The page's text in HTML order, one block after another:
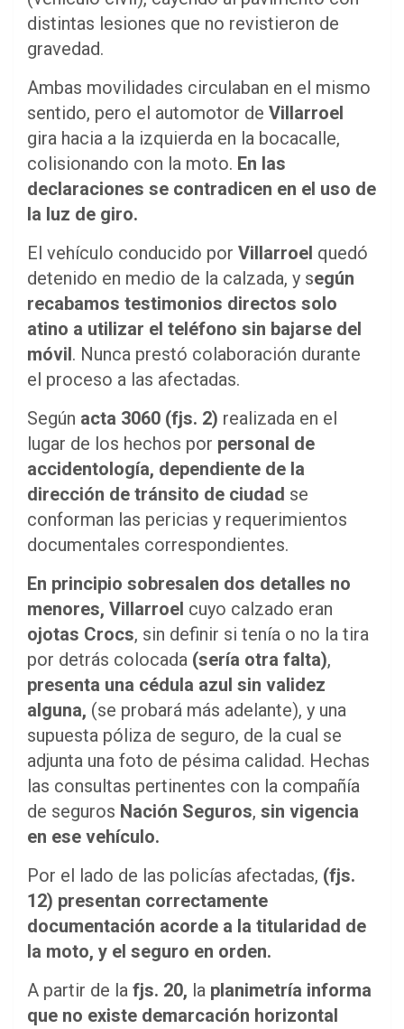
distintas lesiones que no revistieron de
gravedad.
Ambas movilidades circulaban en el mismo
sentido, pero el automotor de Villarroel
gira hacia a la izquierda en la bocacalle,
colisionando con la moto. En las
declaraciones se contradicen en el uso de
la luz de giro.
El vehículo conducido por Villarroel quedó
detenido en medio de la calzada, y según
recabamos testimonios directos solo
atino a utilizar el teléfono sin bajarse del
móvil. Nunca prestó colaboración durante
el proceso a las afectadas.
Según acta 3060 (fjs. 2) realizada en el
lugar de los hechos por personal de
accidentología, dependiente de la
dirección de tránsito de ciudad se
conforman las pericias y requerimientos
documentales correspondientes.
En principio sobresalen dos detalles no
menores, Villarroel cuyo calzado eran
ojotas Crocs, sin definir si tenía o no la tira
por detrás colocada (sería otra falta),
presenta una cédula azul sin validez
alguna, (se probará más adelante), y una
supuesta póliza de seguro, de la cual se
adjunta una foto de pésima calidad. Hechas
las consultas pertinentes con la compañía
de seguros Nación Seguros, sin vigencia
en ese vehículo.
Por el lado de las policías afectadas, (fjs.
12) presentan correctamente
documentación acorde a la titularidad de
la moto, y el seguro en orden.
A partir de la fjs. 20, la planimetría informa
que no existe demarcación horizontal